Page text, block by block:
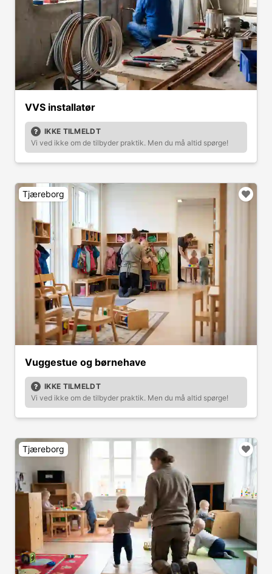
VVS installatør
IKKE TILMELDT
Vi ved ikke om de tilbyder praktik. Men du må altid spørge!
Tjæreborg
Vuggestue og børnehave
IKKE TILMELDT
Vi ved ikke om de tilbyder praktik. Men du må altid spørge!
Tjæreborg